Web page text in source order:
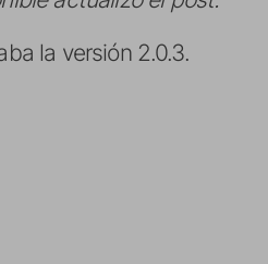
la versión 2.0.3.